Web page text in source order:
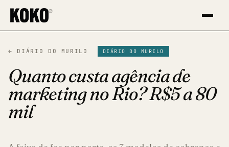
®
Iniciar um projeto
Preencha o formulário e a gente entra em
MOTIVO DO CONTATO *
← DIÁRIO DO MURILO DIÁRIO DO MURILO
Quanto custa agência de
marketing no Rio? R$5 a 80
mil